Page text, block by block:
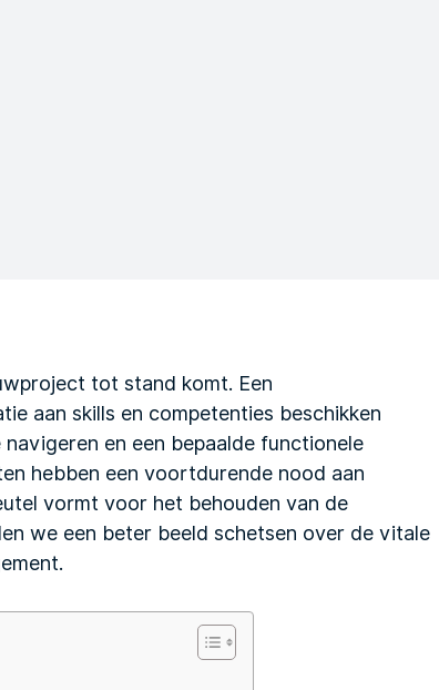
tot stand komt. Een
aan skills en competenties beschikken
en een bepaalde functionele
hebben een voortdurende nood aan
vormt voor het behouden van de
we een beter beeld schetsen over de vitale